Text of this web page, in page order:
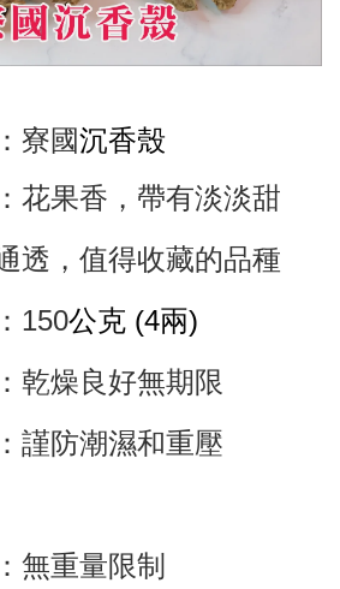
寮國沉香殼
：花果香 ，帶有淡淡甜
透，值得收藏的品種
150公克 (4兩)
乾燥良好無期限
謹防潮濕和重壓
： 無重量限制